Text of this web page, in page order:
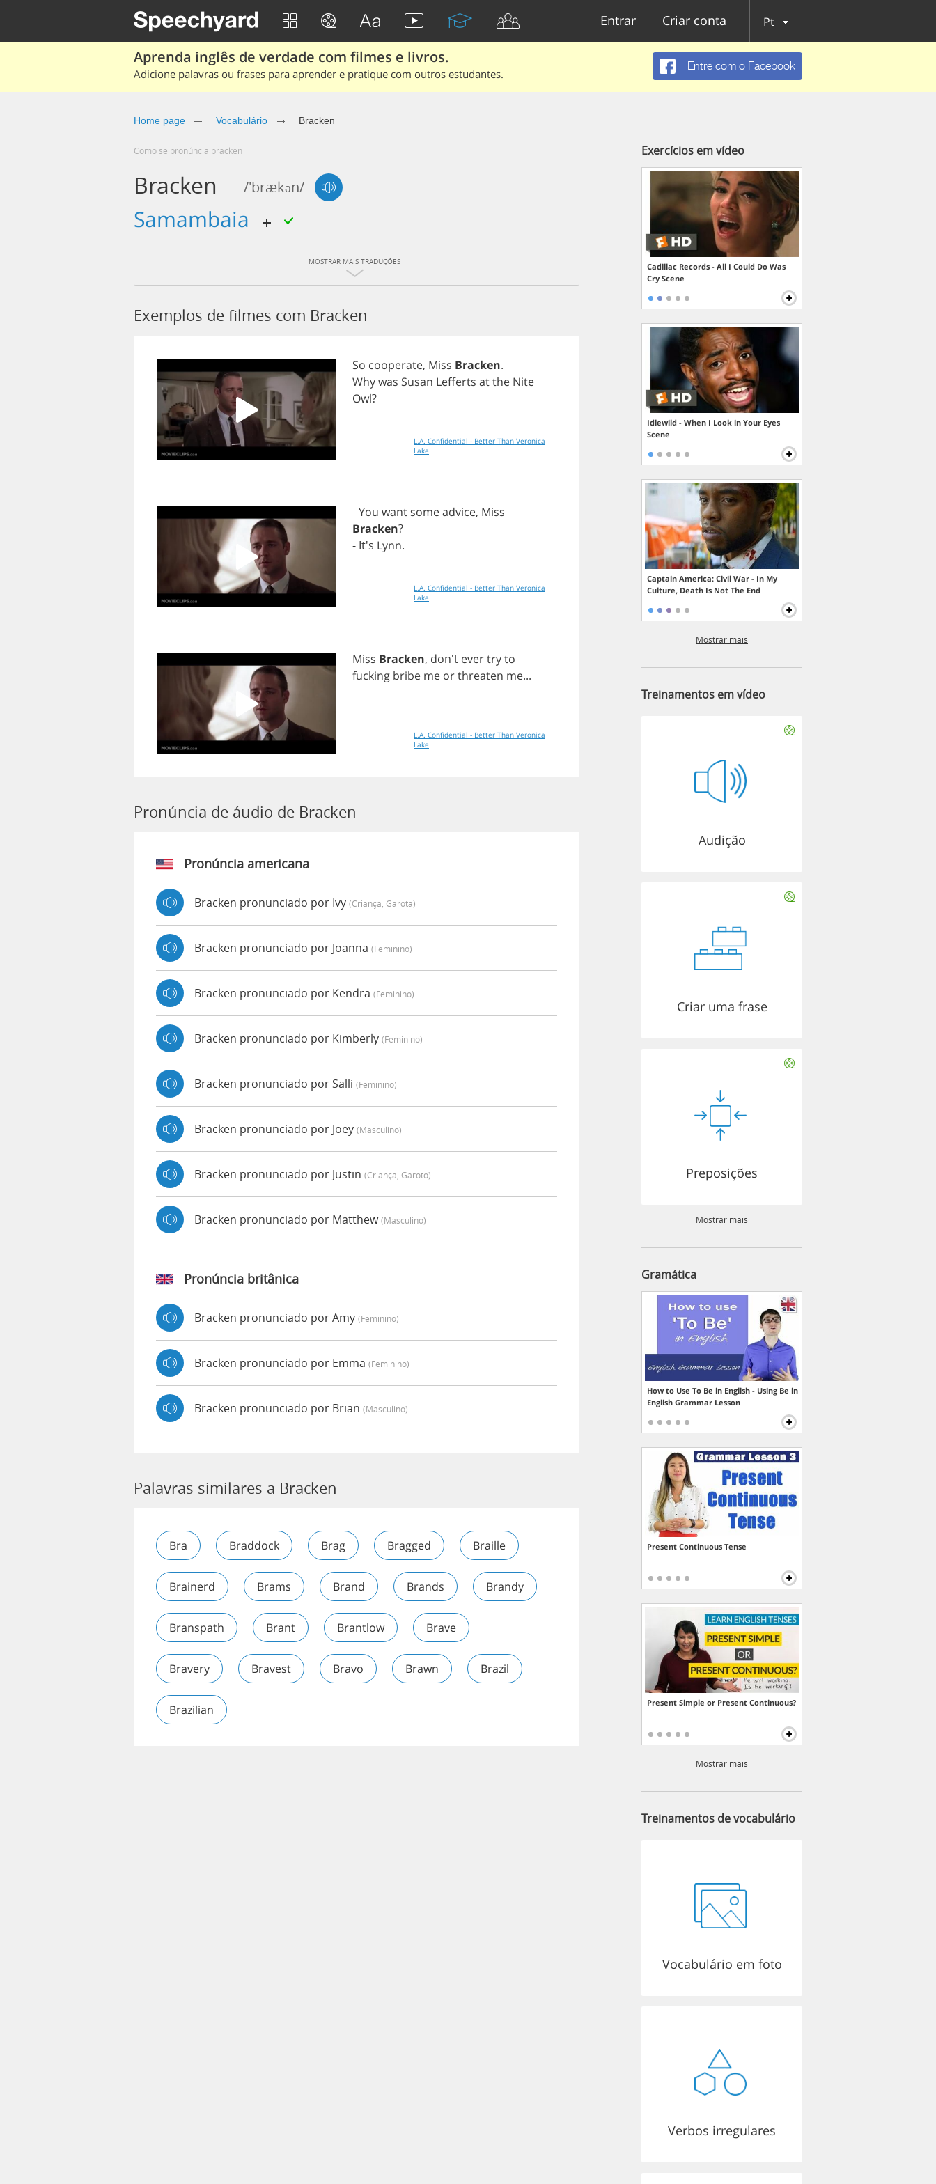
Entrar Criar conta Pt
Aprenda inglês de verdade com filmes e livros.
Adicione palavras ou frases para aprender e pratique com outros estudantes.
Entre com o Facebook
Home page Vocabulário Bracken
Como se pronúncia bracken
Bracken /'brækən/
samambaia
MOSTRAR MAIS TRADUÇÕES
Exemplos de filmes com Bracken
So cooperate, Miss Bracken.
Whywas Susan Lefferts atthe Nite
Owl?
L.A. Confidential - Better Than Veronica
Lake
-You want someadvice, Miss
Bracken?
- It's Lynn.
L.A. Confidential - Better Than Veronica
Lake
Miss Bracken, don't evertryto
fucking bribe me orthreaten me...
L.A. Confidential - Better Than Veronica
Lake
Pronúncia de áudio de Bracken
Pronúncia americana
Bracken pronunciado por Ivy (criança, Garota)
Bracken pronunciado por Joanna (feminino)
Bracken pronunciado por Kendra (feminino)
Bracken pronunciado por Kimberly (feminino)
Bracken pronunciado por Salli (feminino)
Bracken pronunciado por Joey (masculino)
Bracken pronunciado por Justin (criança, Garoto)
Bracken pronunciado por Matthew(masculino)
Pronúncia britânica
Bracken pronunciado por Amy (feminino)
Bracken pronunciado por Emma (feminino)
Bracken pronunciado por Brian (masculino)
Palavras similares a Bracken
Bra Braddock Brag Bragged Braille
Brainerd Brams Brand Brands Brandy
Branspath Brant Brantlow Brave
Bravery Bravest Bravo Brawn Brazil
Brazilian
Exercícios em vídeo
Cadillac Records - All I Could Do Was
Cry Scene
Idlewild - When I Look in Your Eyes
Scene
Captain America: Civil War - In My
Culture, Death Is Not The End
Mostrar mais
Treinamentos em vídeo
Audição
Criar uma frase
Preposições
Mostrar mais
Gramática
How to Use To Be in English - Using Be in
English Grammar Lesson
Present Continuous Tense
Present Simple or Present Continuous?
Mostrar mais
Treinamentos de vocabulário
Vocabulário em foto
Verbos irregulares